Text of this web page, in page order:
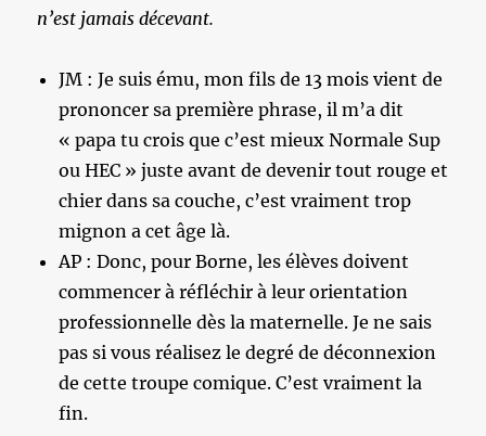
n’est jamais décevant.
JM : Je suis ému, mon fils de 13 mois vient de
prononcer sa première phrase, il m’a dit
« papa tu crois que c’est mieux Normale Sup
ou HEC » juste avant de devenir tout rouge et
chier dans sa couche, c’est vraiment trop
mignon a cet âge là.
AP : Donc, pour Borne, les élèves doivent
commencer à réfléchir à leur orientation
professionnelle dès la maternelle. Je ne sais
pas si vous réalisez le degré de déconnexion
de cette troupe comique. C’est vraiment la
fin.